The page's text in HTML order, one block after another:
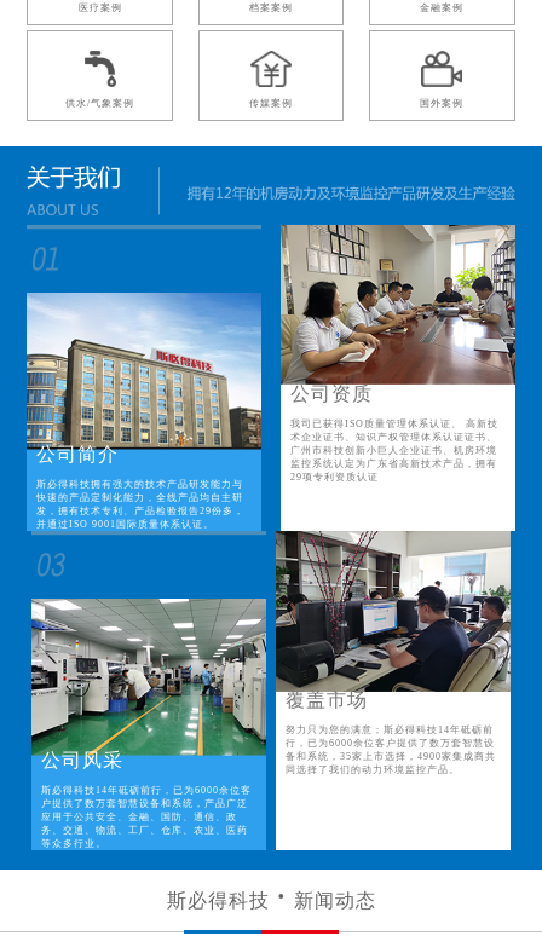
医疗案例 档案案例 金融案例
供水/气象案例 传媒案例 国外案例
公司简介
斯必得科技拥有强大的技术产品研发能力与
快速的产品定制化能力，全线产品均自主研
发，拥有技术专利、产品检验报告29份多，
并通过ISO 9001国际质量体系认证。
公司资质
我司已获得ISO质量管理体系认证、 高新技
术企业证书、知识产权管理体系认证证书、
广州市科技创新小巨人企业证书、机房环境
监控系统认定为广东省高新技术产品，拥有
29项专利资质认证
公司风采
斯必得科技14年砥砺前行，已为6000余位客
户提供了数万套智慧设备和系统，产品广泛
应用于公共安全、金融、国防、通信、政
务、交通、物流、工厂、仓库、农业、医药
等众多行业。
覆盖市场
努力只为您的满意；斯必得科技14年砥砺前
行，已为6000余位客户提供了数万套智慧设
备和系统，35家上市选择，4900家集成商共
同选择了我们的动力环境监控产品。
斯必得科技 新闻动态